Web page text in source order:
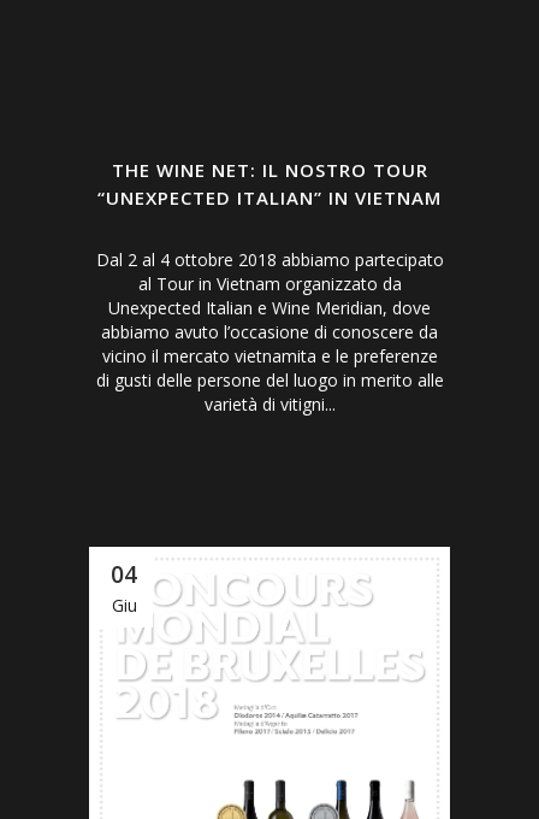
THE WINE NET: IL NOSTRO TOUR
“UNEXPECTED ITALIAN” IN VIETNAM
Dal 2 al 4 ottobre 2018 abbiamo partecipato
al Tour in Vietnam organizzato da
Unexpected Italian e Wine Meridian, dove
abbiamo avuto l’occasione di conoscere da
vicino il mercato vietnamita e le preferenze
di gusti delle persone del luogo in merito alle
varietà di vitigni...
04
Giu